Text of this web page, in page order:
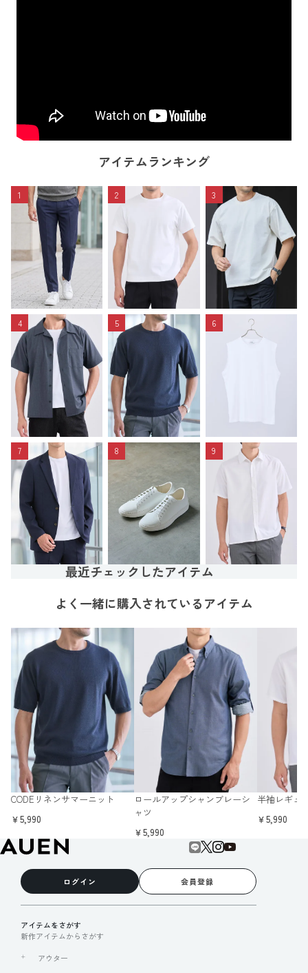
アイテムランキング
1 2 3
4 5 6
7 8 9
最近チェックしたアイテム
よく一緒に購入されているアイテム
CODEリネンサマーニット
￥5,990
ロールアップシャンブレーシ
ャツ
￥5,990
半袖レギュ
￥5,990
ログイン 会員登録
アイテムをさがす
新作アイテムからさがす
アウター